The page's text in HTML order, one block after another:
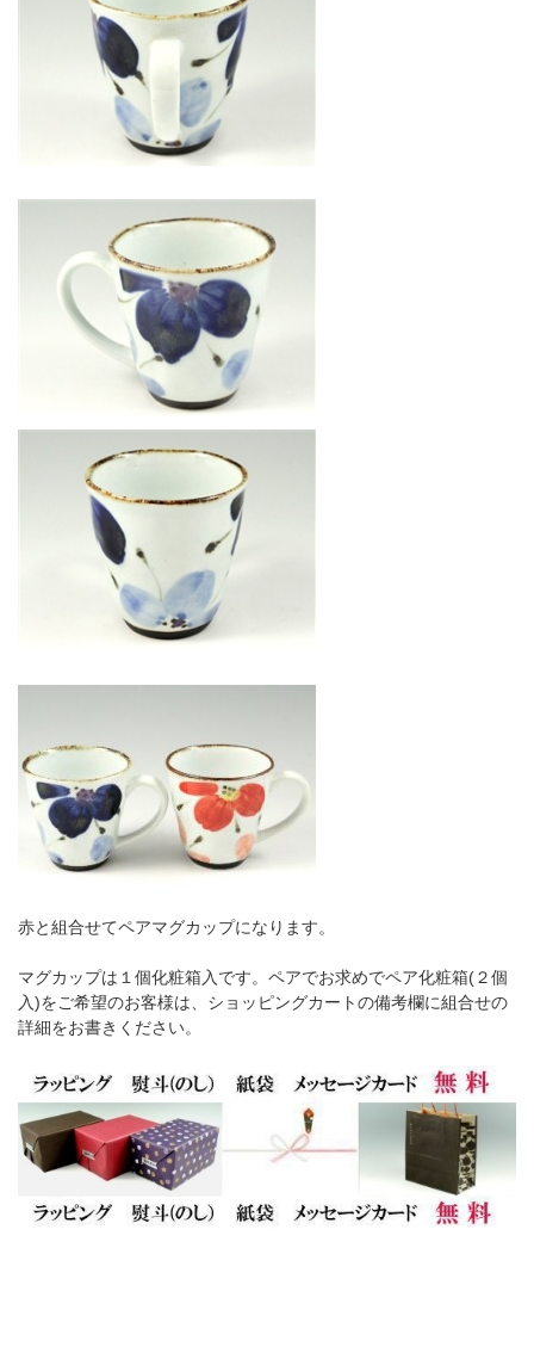
赤と組合せてペアマグカップになります。
マグカップは１個化粧箱入です。ペアでお求めでペア化粧箱(２個
入)をご希望のお客様は、ショッピングカートの備考欄に組合せの
詳細をお書きください。